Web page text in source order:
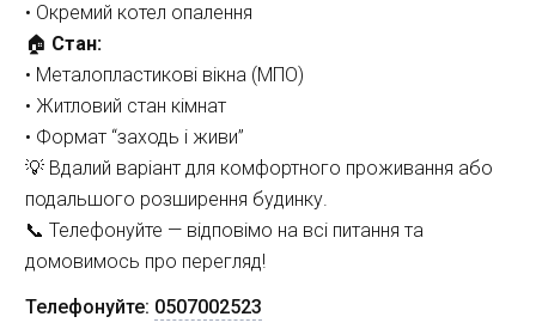
• Окремий котел опалення
🏠 Стан:
• Металопластикові вікна (МПО)
• Житловий стан кімнат
• Формат “заходь і живи”
💡 Вдалий варіант для комфортного проживання або
подальшого розширення будинку.
📞 Телефонуйте — відповімо на всі питання та
домовимось про перегляд!
Телефонуйте: 0507002523